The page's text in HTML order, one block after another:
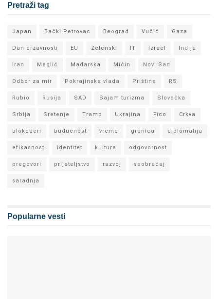
Pretraži tag
Japan Bački Petrovac Beograd Vučić Gaza
Dan državnosti EU Zelenski IT Izrael Indija
Iran Maglić Mađarska Mićin Novi Sad
Odbor za mir Pokrajinska vlada Priština RS
Rubio Rusija SAD Sajam turizma Slovačka
Srbija Sretenje Tramp Ukrajina Fico Crkva
blokaderi budućnost vreme granica diplomatija
efikasnost identitet kultura odgovornost
pregovori prijateljstvo razvoj saobraćaj
saradnja
Popularne vesti